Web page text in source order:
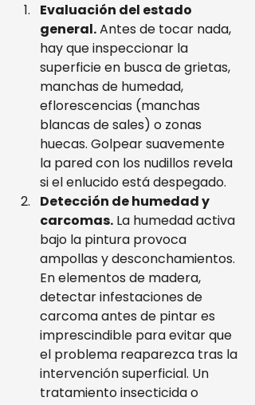
Evaluación del estado
general. Antes de tocar nada,
hay que inspeccionar la
superficie en busca de grietas,
manchas de humedad,
eflorescencias (manchas
blancas de sales) o zonas
huecas. Golpear suavemente
la pared con los nudillos revela
si el enlucido está despegado.
Detección de humedad y
carcomas. La humedad activa
bajo la pintura provoca
ampollas y desconchamientos.
En elementos de madera,
detectar infestaciones de
carcoma antes de pintar es
imprescindible para evitar que
el problema reaparezca tras la
intervención superficial. Un
tratamiento insecticida o